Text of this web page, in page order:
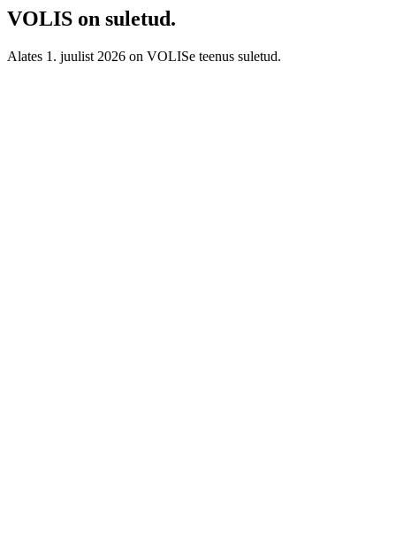
VOLIS on suletud.
Alates 1. juulist 2026 on VOLISe teenus suletud.